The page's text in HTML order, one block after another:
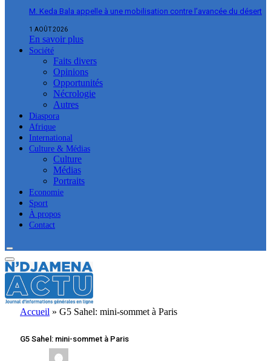
M. Keda Bala appelle à une mobilisation contre l’avancée du désert
1 AOÛT 2026
En savoir plus
Société
Faits divers
Opinions
Opportunités
Nécrologie
Autres
Diaspora
Afrique
International
Culture & Médias
Culture
Médias
Portraits
Economie
Sport
À propos
Contact
Accueil » G5 Sahel: mini-sommet à Paris
G5 Sahel: mini-sommet à Paris